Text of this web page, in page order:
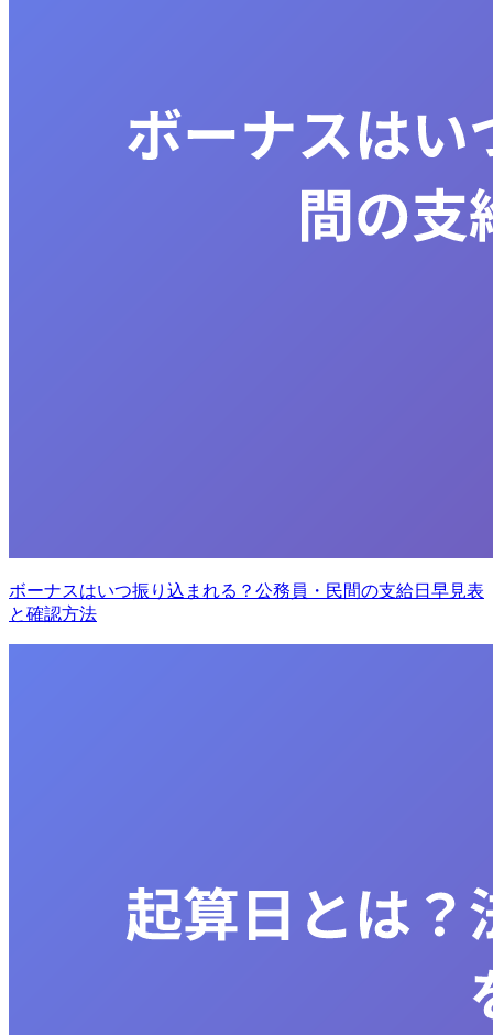
ボーナスはいつ振り込まれる？公務員・民間の支給日早見表
と確認方法